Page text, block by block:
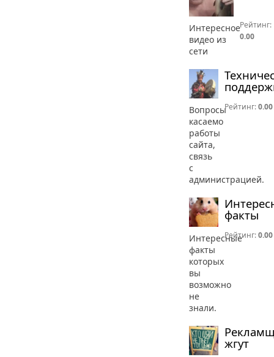
Интересное
видео из
сети
Рейтинг:
0.00
Вопросы
касаемо
работы
сайта,
связь
с
администрацией.
Рейтинг:0.00
факты
Интересные
факты
которых
вы
возможно
не
знали.
Рейтинг:0.00
жгут